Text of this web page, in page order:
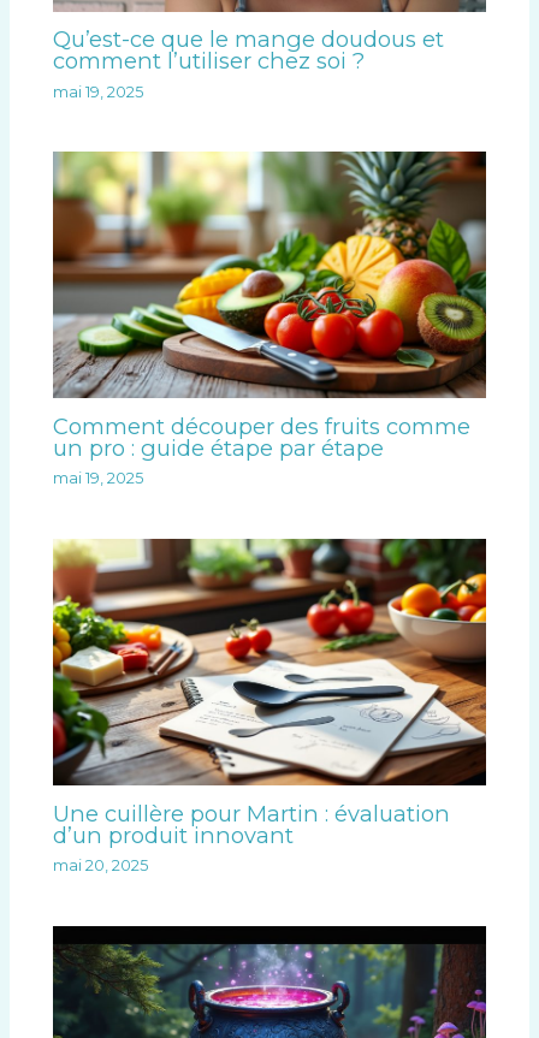
Qu’est-ce que le mange doudous et
comment l’utiliser chez soi ?
mai 19, 2025
Comment découper des fruits comme
un pro : guide étape par étape
mai 19, 2025
Une cuillère pour Martin : évaluation
d’un produit innovant
mai 20, 2025